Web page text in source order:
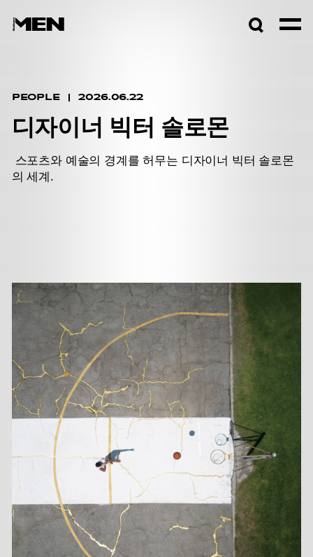
PEOPLE 2026.06.22
디자이너 빅터 솔로몬
스포츠와 예술의 경계를 허무는 디자이너 빅터 솔로몬
의 세계.